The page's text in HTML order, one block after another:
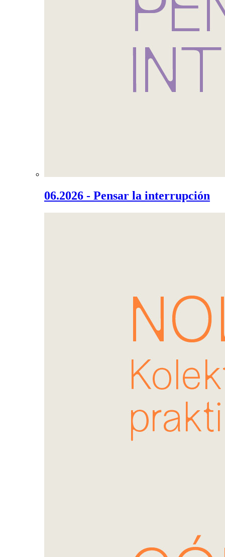
06.2026 - Pensar la interrupción